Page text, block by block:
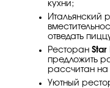
кухни;
Итальянский
отведать
Ресторан Star
предложить
рассчитан на
Уютный